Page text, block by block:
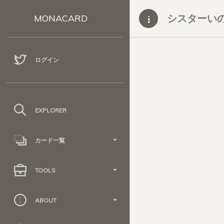
MONACARD
ログイン
EXPLORER
カード一覧
TOOLS
ABOUT
シスターい